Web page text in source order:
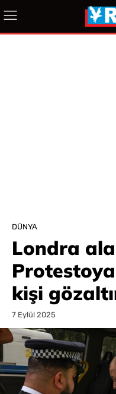
DÜNYA
Londra
kişi
7 Eylül 2025